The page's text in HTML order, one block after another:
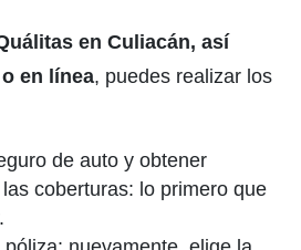
en Culiacán, así
en línea, puedes realizar los
de auto y obtener
coberturas: lo primero que